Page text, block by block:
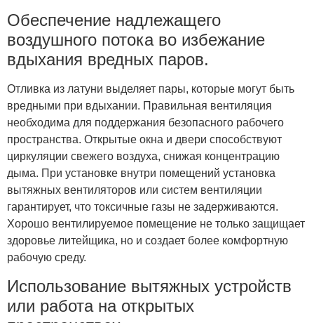
Обеспечение надлежащего
воздушного потока во избежание
вдыхания вредных паров.
Отливка из латуни выделяет пары, которые могут быть
вредными при вдыхании. Правильная вентиляция
необходима для поддержания безопасного рабочего
пространства. Открытые окна и двери способствуют
циркуляции свежего воздуха, снижая концентрацию
дыма. При установке внутри помещений установка
вытяжных вентиляторов или систем вентиляции
гарантирует, что токсичные газы не задерживаются.
Хорошо вентилируемое помещение не только защищает
здоровье литейщика, но и создает более комфортную
рабочую среду.
Использование вытяжных устройств
или работа на открытых